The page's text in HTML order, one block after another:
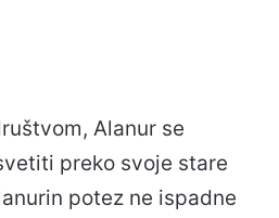
Alanur se
preko svoje stare
potez ne ispadne